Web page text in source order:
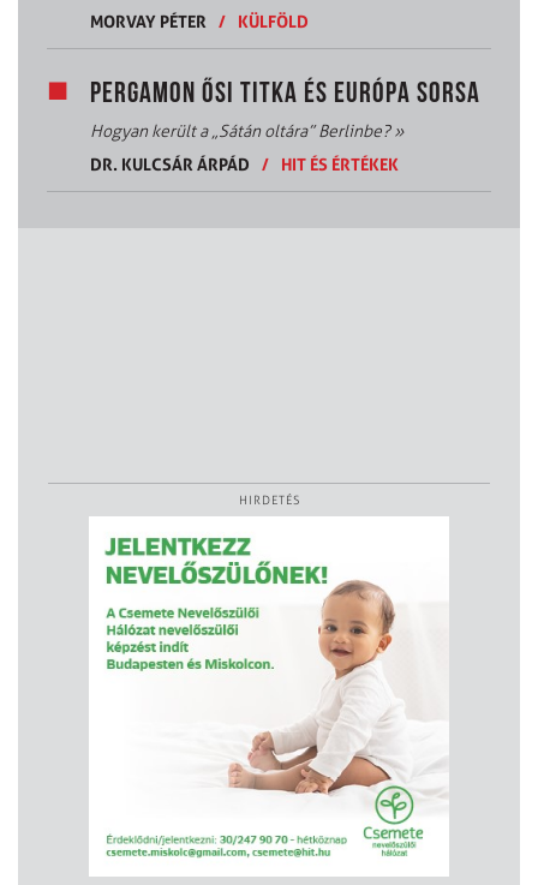
MORVAY PÉTER
/ KÜLFÖLD
PERGAMON ŐSI TITKA ÉS EURÓPA SORSA
Hogyan került a „Sátán oltára” Berlinbe?»
DR. KULCSÁR ÁRPÁD
/ HIT ÉS ÉRTÉKEK
HIRDETÉS